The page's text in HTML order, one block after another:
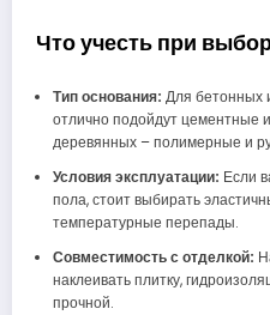
Что учесть при
Тип основания: Для бетонных
отлично подойдут цементные
деревянных – полимерные и
Условия эксплуатации: Если
пола, стоит выбирать
температурные перепады.
Совместимость с отделкой:
наклеивать плитку,
прочной.